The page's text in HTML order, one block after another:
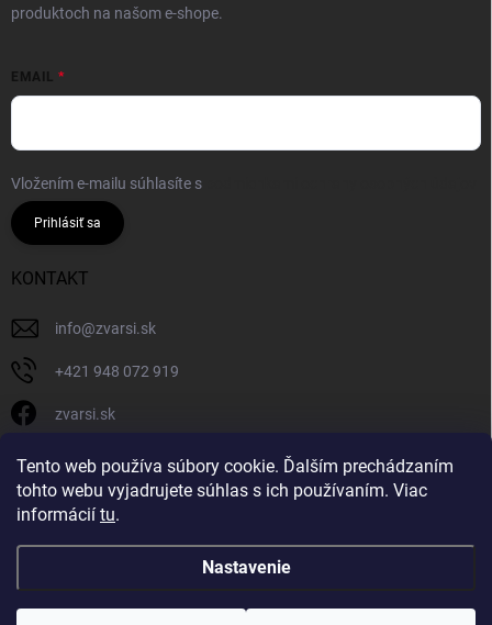
Tento web používa súbory cookie. Ďalším prechádzaním
tohto webu vyjadrujete súhlas s ich používaním. Viac
informácií tu.
Nastavenie
produktoch na našom e-shope.
EMAIL
Vložením e-mailu súhlasíte s
Prihlásiť sa
KONTAKT
info@zvarsi.sk
+421 948 072 919
zvarsi.sk
zvarsi.sk